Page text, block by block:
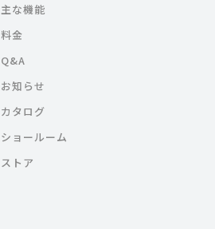
主な機能
料金
Q&A
お知らせ
カタログ
ショールーム
ストア